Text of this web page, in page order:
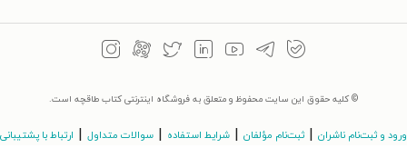
© کلیه حقوق این سایت محفوظ و متعلق به فروشگاه اینترنتی کتاب طاقچه است.
ورود و ثبت‌نام ناشران | ثبت‌نام مؤلفان | شرایط استفاده | سوالات متداول | ارتباط با پشتیبانی